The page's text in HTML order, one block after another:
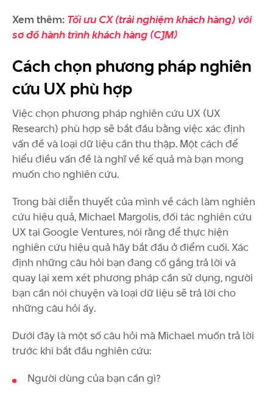
Xem thêm: Tối ưu CX (trải nghiệm khách hàng) với
sơ đồ hành trình khách hàng (CJM)
Cách chọn phương pháp nghiên
cứu UX phù hợp
Việc chọn phương pháp nghiên cứu UX (UX
Research) phù hợp sẽ bắt đầu bằng việc xác định
vấn đề và loại dữ liệu cần thu thập. Một cách để
hiểu điều vấn đề là nghĩ về kế quả mà bạn mong
muốn cho nghiên cứu.
Trong bài diễn thuyết của mình về cách làm nghiên
cứu hiệu quả, Michael Margolis, đối tác nghiên cứu
UX tại Google Ventures, nói rằng để thực hiện
nghiên cứu hiệu quả hãy bắt đầu ở điểm cuối. Xác
định những câu hỏi bạn đang cố gắng trả lời và
quay lại xem xét phương pháp cần sử dụng, người
bạn cần nói chuyện và loại dữ liệu sẽ trả lời cho
những câu hỏi ấy.
Dưới đây là một số câu hỏi mà Michael muốn trả lời
trước khi bắt đầu nghiên cứu:
Người dùng của bạn cần gì?